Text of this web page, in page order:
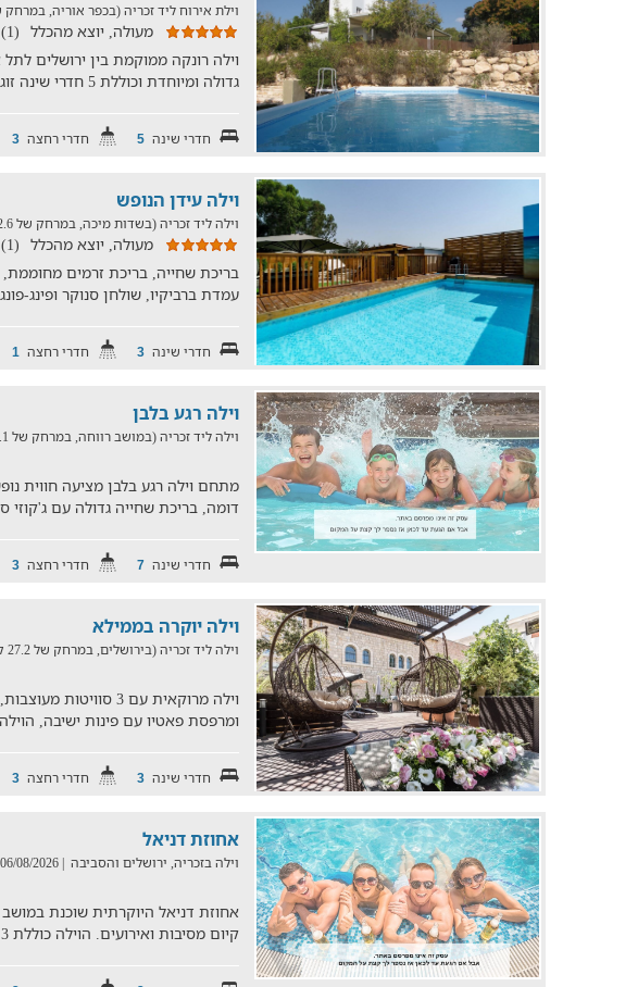
וילת אירוח ליד זכריה (בכפר אוריה, במרחק של 9.3
מעולה, יוצא מהכלל (1)
וילה רונקה ממוקמת בין ירושלים
גדולה ומיוחדת וכוללת 5 חדרי שינה זוגיים, חצר גדולה, ברי
חדרי שינה 5 חדרי רחצה 3
וילה עידן הנופש
וילה ליד זכריה (בשדות מיכה, במרחק של 2.6 ק"מ)
מעולה, יוצא מהכלל (1)
עמדת ברביקיו, שולחן סנוקר ופינג-
חדרי שינה 3 חדרי רחצה 1
וילה רגע בלבן
וילה ליד זכריה (במושב רווחה, במרחק של 21.1 ק"מ)
דומה, בריכת שחייה גדולה עם
חדרי שינה 7 חדרי רחצה 3
וילה יוקרה בממילא
וילה ליד זכריה (בירושלים, במרחק של 27.2 ק"מ)
וילה מרוקאית עם 3
ומרפסת פאטיו עם פינות ישיבה,
חדרי שינה 3 חדרי רחצה 3
אחוזת דניאל
וילה בזכריה, ירושלים והסביבה | 06/08/2026
אחוזת דניאל היוקרתית שוכנת
קיום מסיבות ואירועים. הוילה כוללת 3 חדרי שינה מפנקים חצר